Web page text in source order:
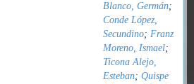
Blanco, Germán;
Conde López,
Secundino; Franz
Moreno, Ismael;
Ticona Alejo,
Esteban; Quispe